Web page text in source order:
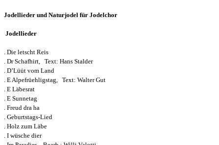
Jodellieder und Naturjodel für Jodelchor
Jodellieder
. Die letscht Reis
. Dr Schafhirt, Text: Hans Stalder
. D’Lüüt vom Land
. E Alpefrüehligstag, Text: Walter Gut
. E Läbesrat
. E Sunnetag
. Freud dra ha
. Geburtstags-Lied
. Holz zum Läbe
. I wüsche dier